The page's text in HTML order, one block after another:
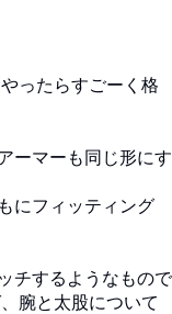
ったらすごーく格
ーマーも同じ形にす
にフィッティング
チするようなもので
腕と太股について